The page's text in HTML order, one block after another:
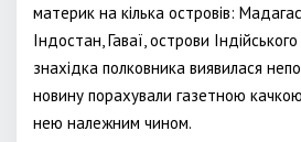
материк на кілька островів:
Індостан, Гаваї, острови
знахідка полковника виявилася
новину порахували газетною качкою
нею належним чином.